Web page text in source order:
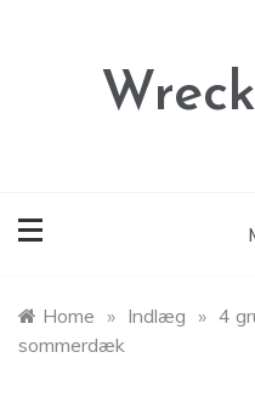
Home » Indlæg » 4
sommerdæk